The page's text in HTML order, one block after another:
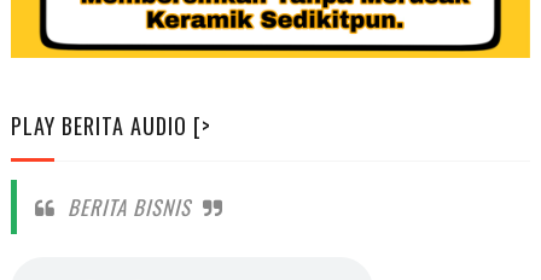
PLAY BERITA AUDIO [>
BERITA BISNIS